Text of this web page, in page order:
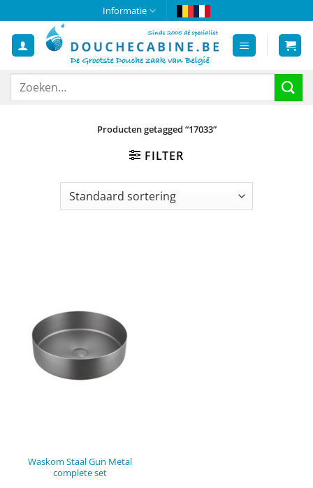
naar
inhoud
Informatie
Zoeken
Producten getagged “17033”
FILTER
Waskom Staal Gun Metal
complete set